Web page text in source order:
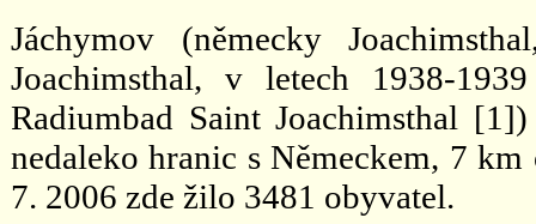
Jáchymov (německy
Joachimsthal, v letech 1938-
Radiumbad Saint Joachimsthal
nedaleko hranic s Německem, 7
7. 2006 zde žilo 3481 obyvatel.